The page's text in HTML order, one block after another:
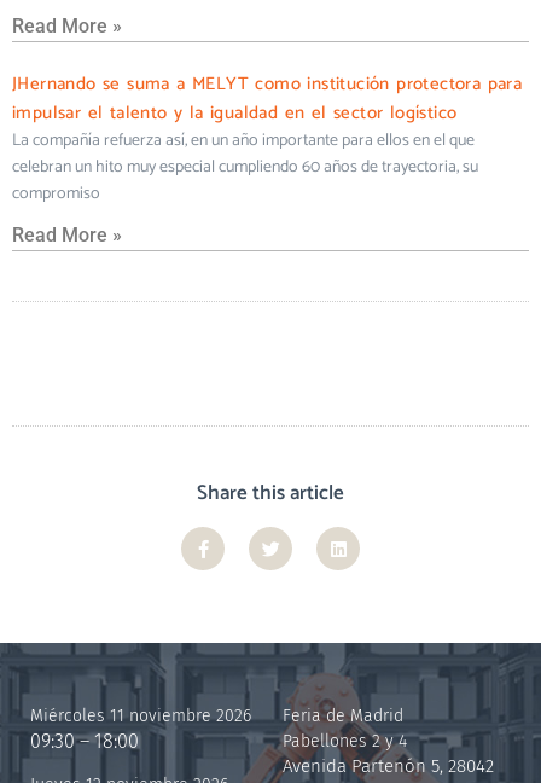
Read More »
JHernando se suma a MELYT como institución protectora para
impulsar el talento y la igualdad en el sector logístico
La compañía refuerza así, en un año importante para ellos en el que
celebran un hito muy especial cumpliendo 60 años de trayectoria, su
compromiso
Read More »
Share this article
Miércoles 11 noviembre 2026
09:30 – 18:00
Feria de Madrid
Pabellones 2 y 4
Avenida Partenón 5, 28042